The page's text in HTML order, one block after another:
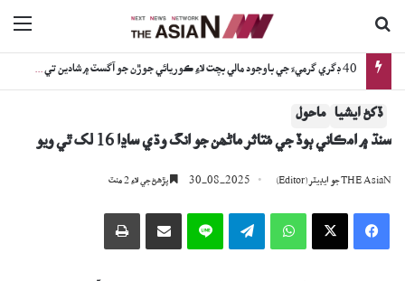
40 ڊگري گرميءَ جي باوجود مالي بچت لاءِ ڪوريائي جوڙن جو آگسٽ ۾ شادين تي زور
ڏکڻ ايشيا ماحول
سنڌ ۾ امڪاني ٻوڏ جي مُتاثر ماڻھن جو انگ وڌي ساڍا 16 لک ٿي ويو
THE AsiaN جو ايڊيٽر (Editor) 30-08-2025 پڙھڻ جي لاءِ 2 منٽ
Facebook
X
WhatsApp
Telegram
Line اي ميل وسيلي ونڊيو پرنٽ